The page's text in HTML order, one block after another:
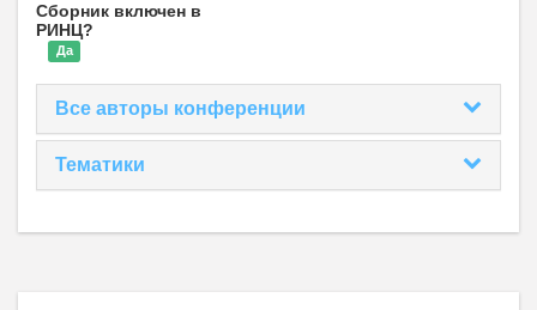
Сборник включен в
РИНЦ?
Да
Все авторы конференции
Тематики